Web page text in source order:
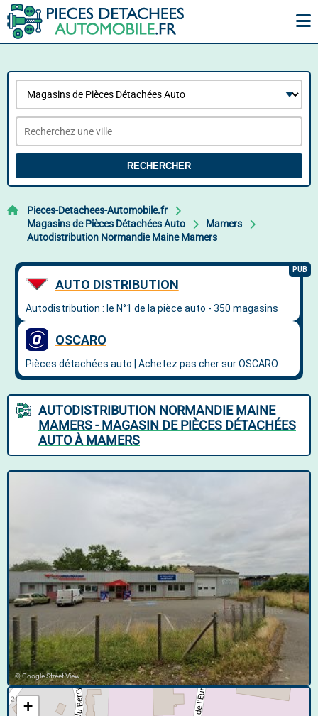
RECHERCHER
Pieces-Detachees-Automobile.fr
Magasins de Pièces Détachées Auto
Mamers
Autodistribution Normandie Maine Mamers
AUTODISTRIBUTION NORMANDIE MAINE
MAMERS - MAGASIN DE PIÈCES DÉTACHÉES
AUTO À MAMERS
© Google Street View
+